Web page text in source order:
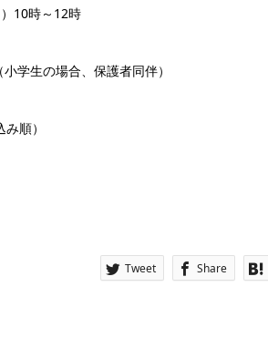
10時～12時
学生の場合、保護者同伴）
順）
Tweet Share